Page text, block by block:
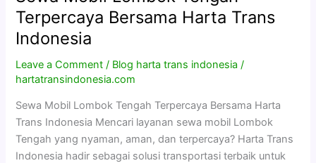
Terpercaya Bersama Harta Trans
Indonesia
Leave a Comment / Blog harta trans indonesia /
hartatransindonesia.com
Sewa Mobil Lombok Tengah Terpercaya Bersama Harta
Trans Indonesia Mencari layanan sewa mobil Lombok
Tengah yang nyaman, aman, dan terpercaya? Harta Trans
Indonesia hadir sebagai solusi transportasi terbaik untuk
Mobil
Lombok
Tengah
Terpercaya
Bersama
Trans
Indonesia